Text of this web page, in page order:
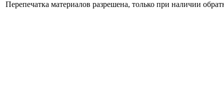
Перепечатка материалов разрешена, только при наличии